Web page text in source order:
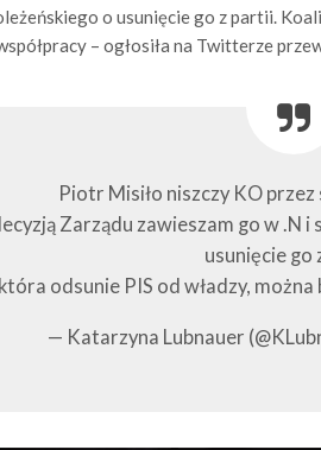
o usunięcie go z partii.
– ogłosiła na Twitterze
Piotr Misiło niszczy KO
Zarządu zawieszam go w .N
usunięcie go
odsunie PIS od władzy,
— Katarzyna Lubnauer